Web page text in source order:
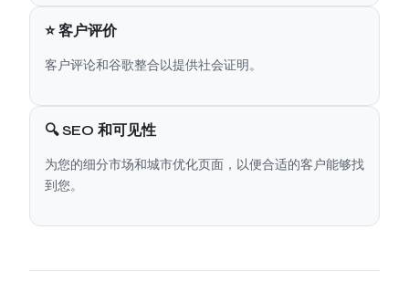
⭐ 客户评价
客户评论和谷歌整合以提供社会证明。
🔍 SEO 和可见性
为您的细分市场和城市优化页面，以便合适的客户能够找
到您。